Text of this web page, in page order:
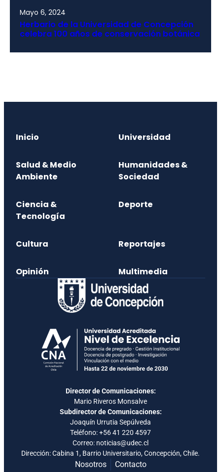
Mayo 6, 2024
Herbario de la Universidad de Concepción
celebra 100 años de conservación botánica
Inicio Universidad
Salud & Medio
Ambiente
Humanidades &
Sociedad
Ciencia &
Tecnología
Deporte
Cultura Reportajes
Opinión Multimedia
Director de Comunicaciones:
Mario Riveros Monsalve
Subdirector de Comunicaciones:
Joaquín Urrutia Sepúlveda
Teléfono:+56 41 220 4597
Correo: noticias@udec.cl
Dirección: Cabina 1, Barrio Universitario, Concepción, Chile.
Nosotros Contacto